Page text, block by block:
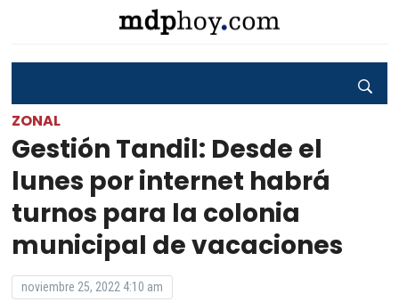
ZONAL
Gestión Tandil: Desde el
lunes por internet habrá
turnos para la colonia
municipal de vacaciones
noviembre 25, 2022 4:10 am